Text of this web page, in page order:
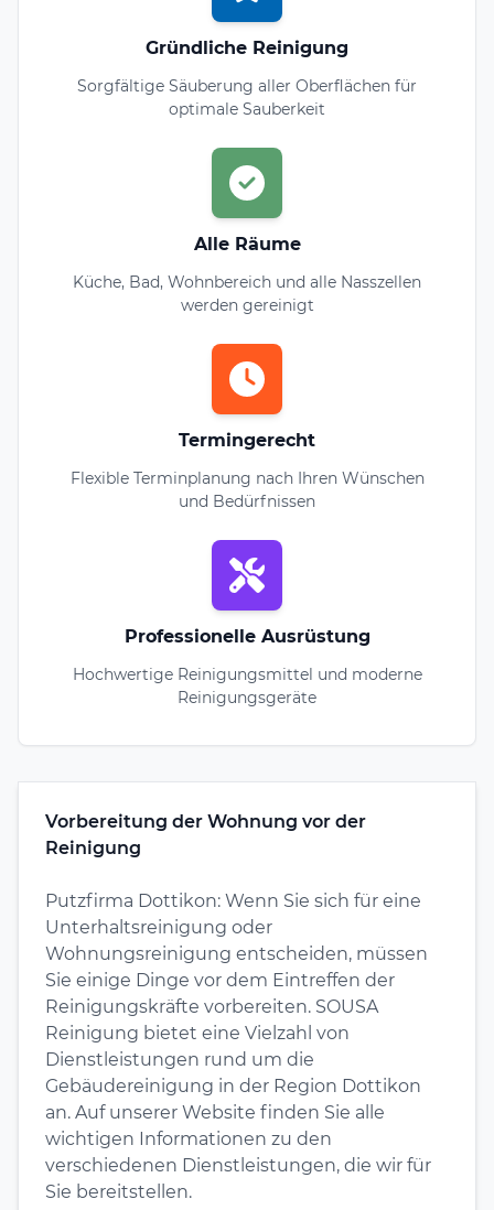
Gründliche Reinigung
Sorgfältige Säuberung aller Oberflächen für
optimale Sauberkeit
Alle Räume
Küche, Bad, Wohnbereich und alle Nasszellen
werden gereinigt
Termingerecht
Flexible Terminplanung nach Ihren Wünschen
und Bedürfnissen
Professionelle Ausrüstung
Hochwertige Reinigungsmittel und moderne
Reinigungsgeräte
Vorbereitung der Wohnung vor der
Reinigung
Putzfirma Dottikon: Wenn Sie sich für eine
Unterhaltsreinigung oder
Wohnungsreinigung entscheiden, müssen
Sie einige Dinge vor dem Eintreffen der
Reinigungskräfte vorbereiten. SOUSA
Reinigung bietet eine Vielzahl von
Dienstleistungen rund um die
Gebäudereinigung in der Region Dottikon
an. Auf unserer Website finden Sie alle
wichtigen Informationen zu den
verschiedenen Dienstleistungen, die wir für
Sie bereitstellen.